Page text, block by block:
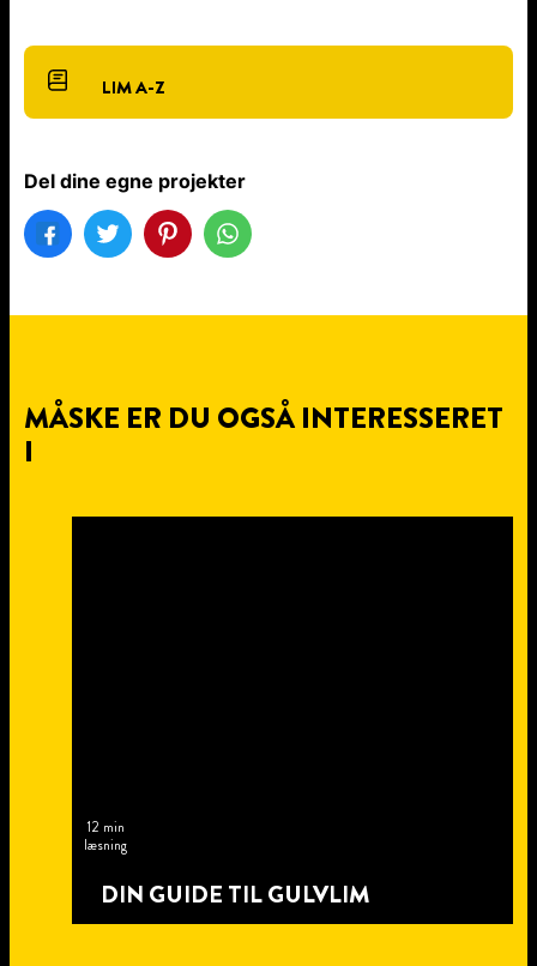
LIM A-Z
Del dine egne projekter
MÅSKE ER DU OGSÅ INTERESSERET
I
12 min
læsning
DIN GUIDE TIL GULVLIM